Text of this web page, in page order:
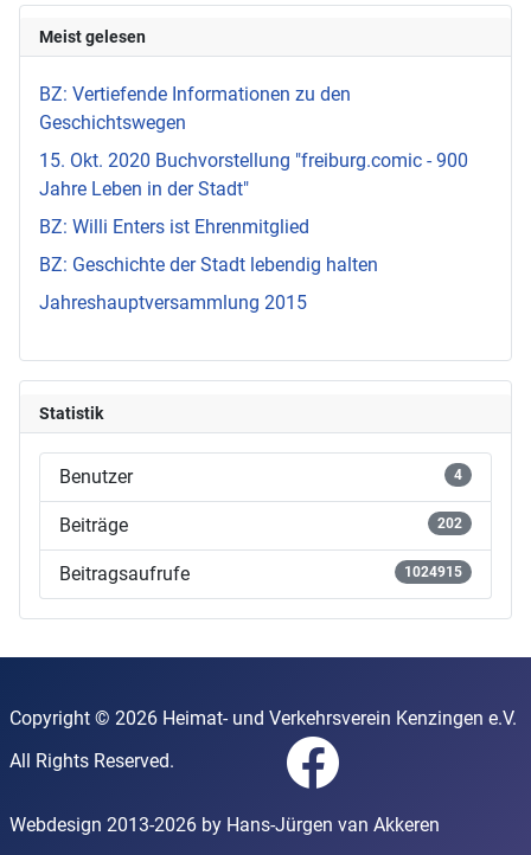
Meist gelesen
BZ: Vertiefende Informationen zu den
Geschichtswegen
15. Okt. 2020 Buchvorstellung "freiburg.comic - 900
Jahre Leben in der Stadt"
BZ: Willi Enters ist Ehrenmitglied
BZ: Geschichte der Stadt lebendig halten
Jahreshauptversammlung 2015
Statistik
Benutzer 4
Beiträge 202
Beitragsaufrufe 1024915
Copyright © 2026 Heimat- und Verkehrsverein Kenzingen e.V.
All Rights Reserved.
Webdesign 2013-2026 by Hans-Jürgen van Akkeren